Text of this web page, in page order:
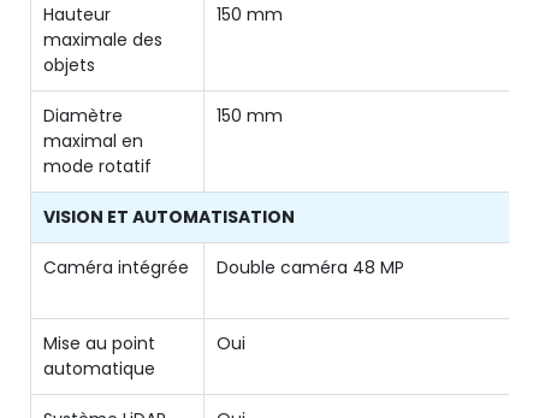
Hauteur
maximale des
objets
150 mm
Diamètre
maximal en
mode rotatif
150 mm
VISION ET AUTOMATISATION
Caméra intégrée Double caméra 48 MP
Mise au point
automatique
Oui